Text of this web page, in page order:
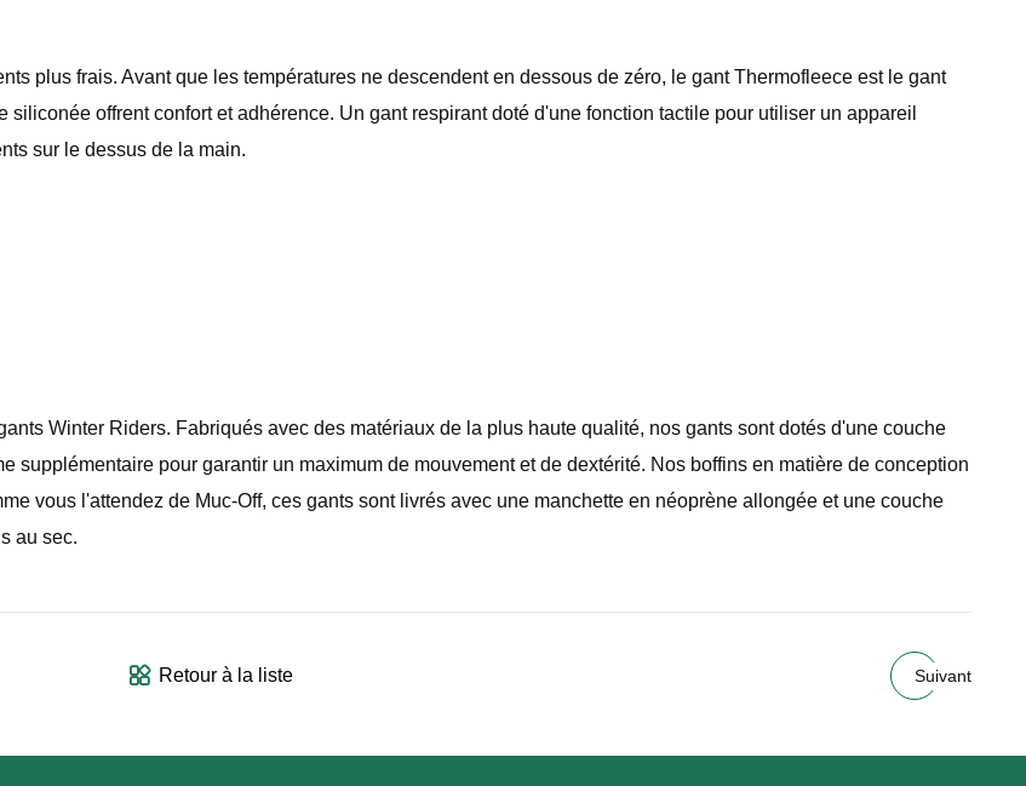
plus frais. Avant que les températures ne descendent en dessous de zéro, le gant Thermofleece est le gant
offrent confort et adhérence. Un gant respirant doté d'une fonction tactile pour utiliser un appareil
sur le dessus de la main.
Winter Riders. Fabriqués avec des matériaux de la plus haute qualité, nos gants sont dotés d'une couche
pour garantir un maximum de mouvement et de dextérité. Nos boffins en matière de conception
vous l'attendez de Muc-Off, ces gants sont livrés avec une manchette en néoprène allongée et une couche
au sec.
Retour à la liste Suivant